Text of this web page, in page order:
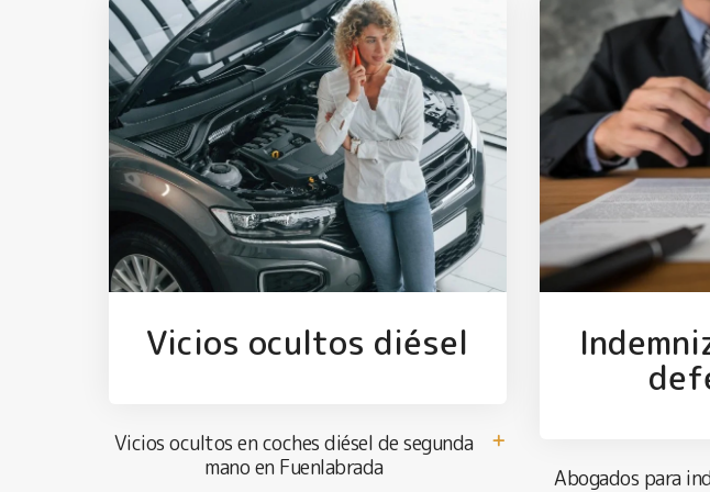
Vicios ocultos diésel
Vicios ocultos en coches diésel de segunda
mano en Fuenlabrada
Abogados para